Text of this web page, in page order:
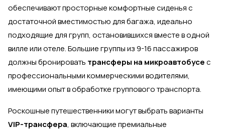
обеспечивают просторные комфортные сиденья с
достаточной вместимостью для багажа, идеально
подходящие для групп, остановившихся вместе в одной
вилле или отеле. Большие группы из 9-16 пассажиров
должны бронировать трансферы на микроавтобусес
профессиональными коммерческими водителями,
имеющими опыт в обработке группового транспорта.
Роскошные путешественники могут выбрать варианты
VIP-трансфера, включающие премиальные